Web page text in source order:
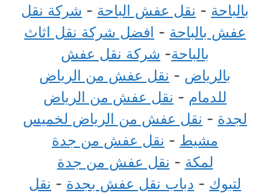
بالباحة - نقل عفش الباحة - شركة نقل
عفش بالباحة - افضل شركة نقل اثاث
بالباحة- شركة نقل عفش
بالرياض - نقل عفش من الرياض
للدمام - نقل عفش من الرياض
لجدة - نقل عفش من الرياض لخميس
مشيط - نقل عفش من جدة
لمكة - نقل عفش من جدة
لتبوك - دباب نقل عفش بجدة - نقل